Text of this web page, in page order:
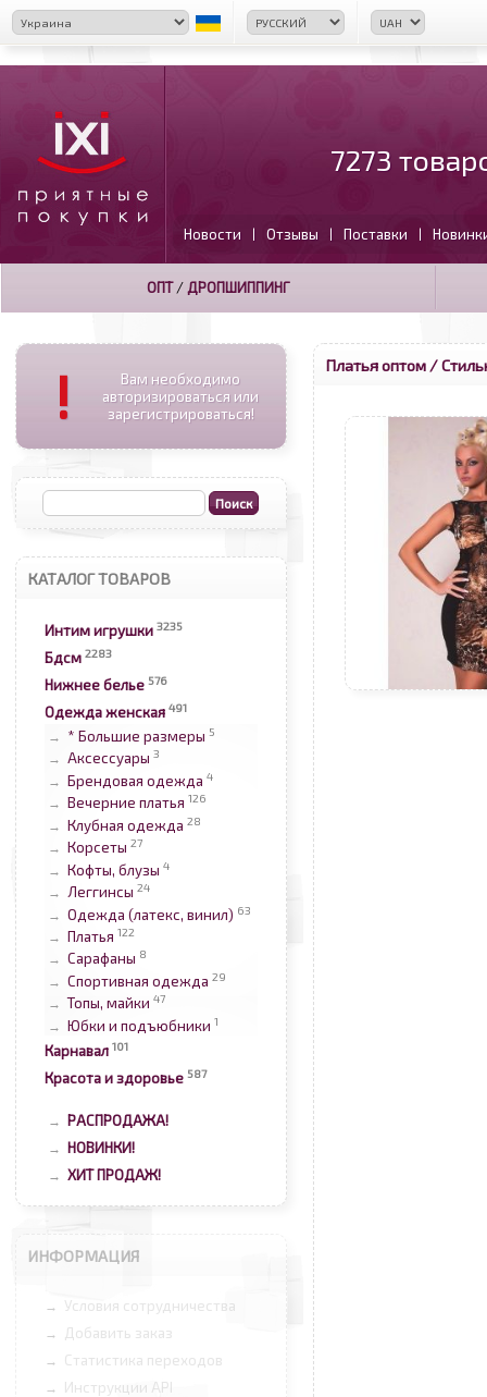
7273
Новости | Отзывы | Поставки |
ОПТ/ ДРОПШИППИНГ
!
Вам необходимо
авторизироваться или
зарегистрироваться!
КАТАЛОГ ТОВАРОВ
Интим игрушки 3235
Бдсм 2283
Нижнее белье 576
Одежда женская 491
→ * Большие размеры 5
→ Аксессуары 3
→ Брендовая одежда 4
→ Вечерние платья 126
→ Клубная одежда 28
→ Корсеты 27
→ Кофты, блузы 4
→ Леггинсы 24
→ Одежда (латекс, винил) 63
→ Платья 122
→ Сарафаны 8
→ Спортивная одежда 29
→ Топы, майки 47
→ Юбки и подъюбники 1
Карнавал 101
Красота и здоровье 587
→ РАСПРОДАЖА!
→ НОВИНКИ!
→ ХИТ ПРОДАЖ!
ИНФОРМАЦИЯ
→ Условия сотрудничества
→ Добавить заказ
→ Статистика переходов
→ Инструкции API
Платья оптом/